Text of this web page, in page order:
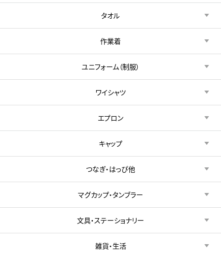
タオル
作業着
ユニフォーム（制服）
ワイシャツ
エプロン
キャップ
つなぎ・はっぴ他
マグカップ・タンブラー
文具・ステーショナリー
雑貨・生活